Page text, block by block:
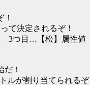
て決定されるぞ！
3つ目…【松】属性値
！
ルが割り当てられるぞ